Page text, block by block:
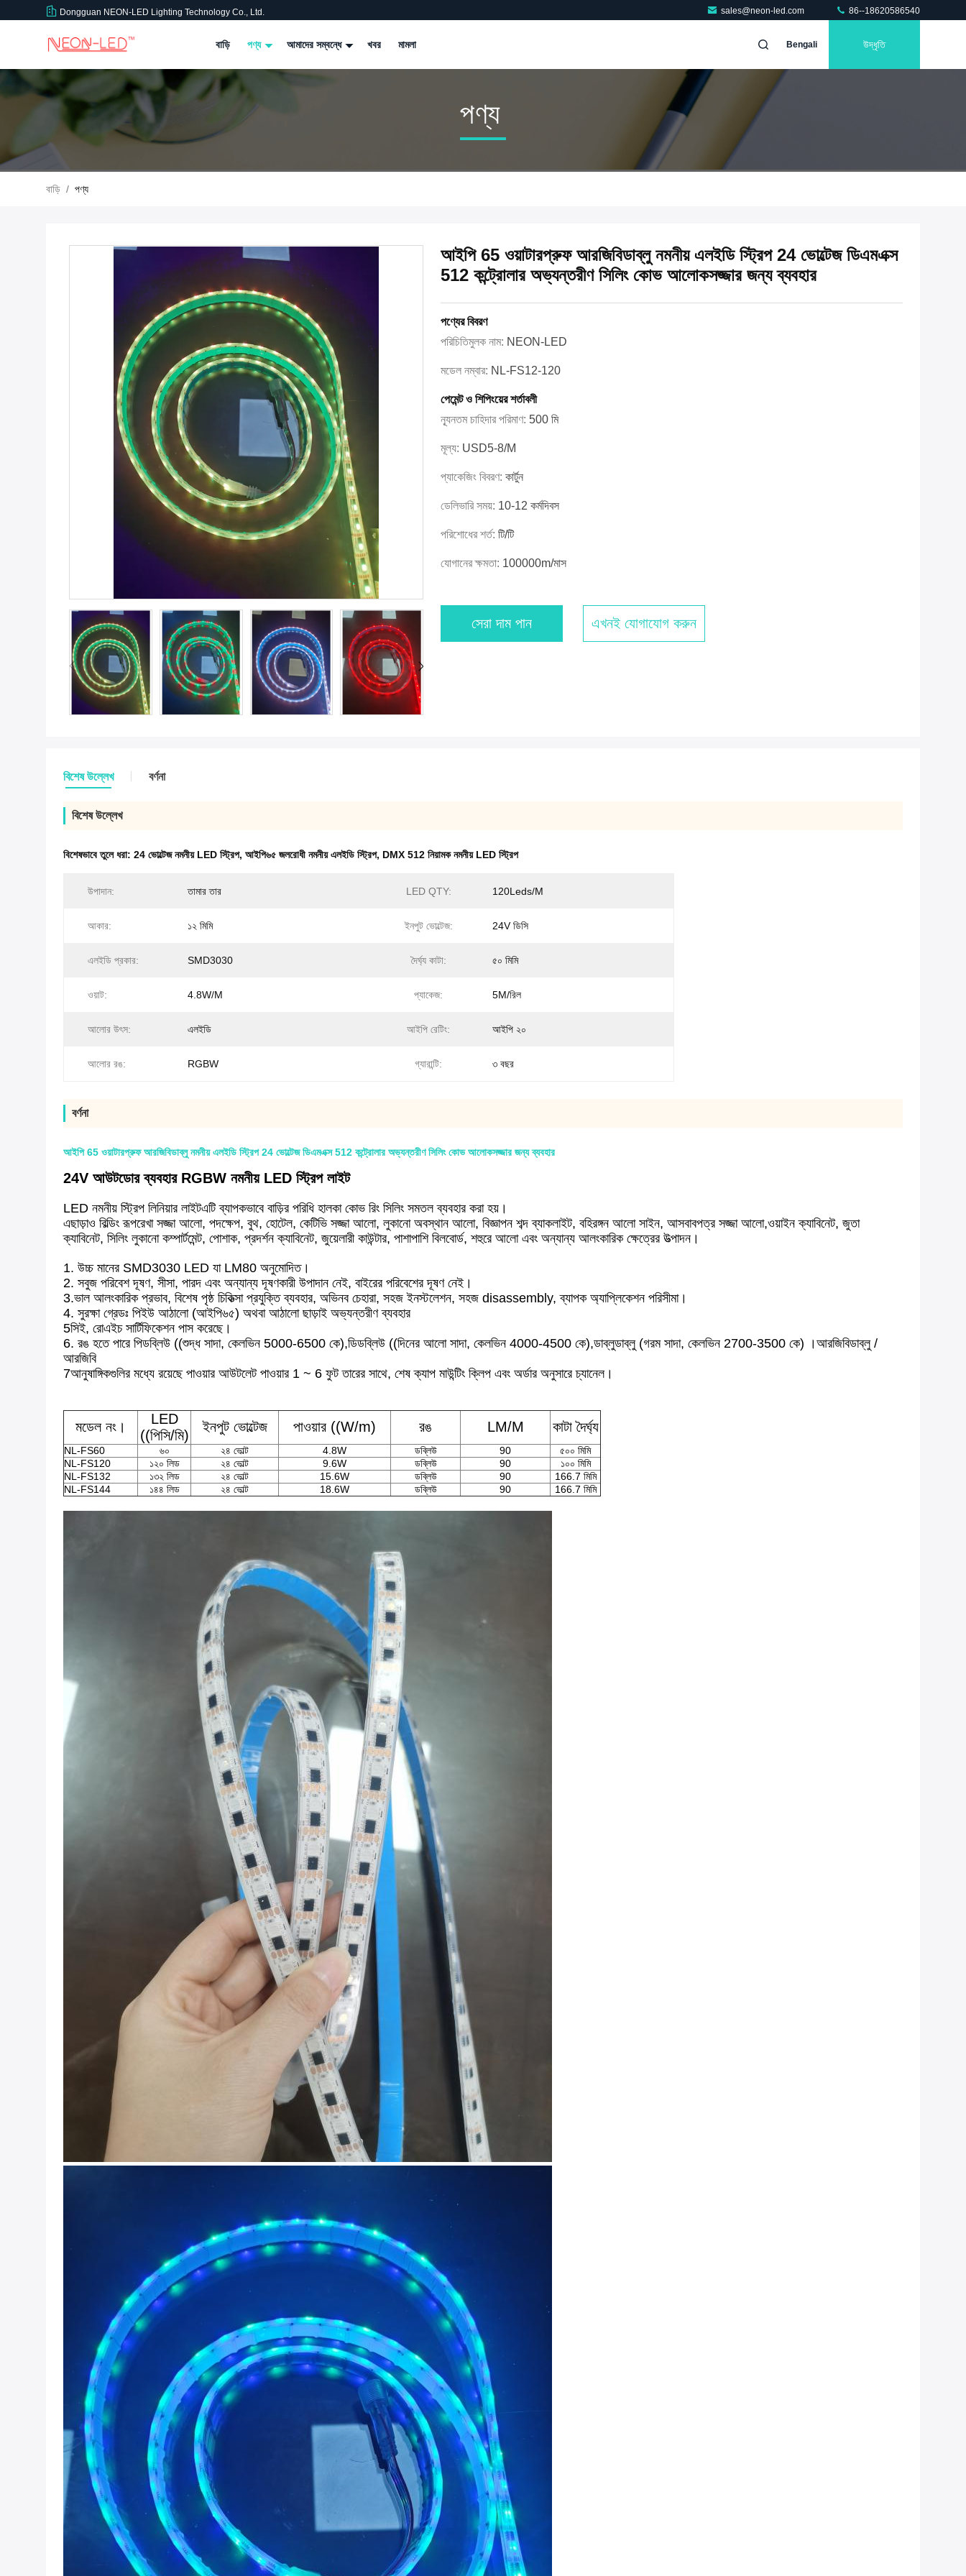
Dongguan NEON-LED Lighting Technology Co., Ltd. sales@neon-led.com 86--18620586540
বাড়ি পণ্য আমাদের সম্বন্ধে খবর মামলা Bengali উদ্ধৃতি
পণ্য
বাড়ি / পণ্য
আইপি 65 ওয়াটারপ্রুফ আরজিবিডাব্লু নমনীয় এলইডি স্ট্রিপ 24 ভোল্টেজ ডিএমএক্স
512 কন্ট্রোলার অভ্যন্তরীণ সিলিং কোভ আলোকসজ্জার জন্য ব্যবহার
পণ্যের বিবরণ
পরিচিতিমুলক নাম: NEON-LED
মডেল নম্বার: NL-FS12-120
পেমেন্ট ও শিপিংয়ের শর্তাবলী
ন্যূনতম চাহিদার পরিমাণ: 500 মি
মূল্য: USD5-8/M
প্যাকেজিং বিবরণ: কার্টুন
ডেলিভারি সময়: 10-12 কর্মদিবস
পরিশোধের শর্ত: টি/টি
যোগানের ক্ষমতা: 100000m/মাস
সেরা দাম পান এখনই যোগাযোগ করুন
বিশেষ উল্লেখ বর্ণনা
বিশেষ উল্লেখ
বিশেষভাবে তুলে ধরা: 24 ভোল্টেজ নমনীয় LED স্ট্রিপ, আইপি৬৫ জলরোধী নমনীয় এলইডি স্ট্রিপ, DMX 512 নিয়ামক নমনীয় LED স্ট্রিপ
উপাদান: তামার তার LED QTY: 120Leds/M
আকার: ১২ মিমি ইনপুট ভোল্টেজ: 24V ডিসি
এলইডি প্রকার: SMD3030 দৈর্ঘ্য কাটা: ৫০ মিমি
ওয়াট: 4.8W/M প্যাকেজ: 5M/রিল
আলোর উৎস: এলইডি আইপি রেটিং: আইপি ২০
আলোর রঙ: RGBW গ্যারান্টি: ৩ বছর
বর্ণনা
আইপি 65 ওয়াটারপ্রুফ আরজিবিডাব্লু নমনীয় এলইডি স্ট্রিপ 24 ভোল্টেজ ডিএমএক্স 512 কন্ট্রোলার অভ্যন্তরীণ সিলিং কোভ আলোকসজ্জার জন্য ব্যবহার
24V আউটডোর ব্যবহার RGBW নমনীয় LED স্ট্রিপ লাইট
LED নমনীয় স্ট্রিপ লিনিয়ার লাইটএটি ব্যাপকভাবে বাড়ির পরিধি হালকা কোভ রিং সিলিং সমতল ব্যবহার করা হয়।
এছাড়াও বিল্ডিং রূপরেখা সজ্জা আলো, পদক্ষেপ, বুথ, হোটেল, কেটিভি সজ্জা আলো, লুকানো অবস্থান আলো, বিজ্ঞাপন শব্দ ব্যাকলাইট, বহিরঙ্গন আলো সাইন, আসবাবপত্র সজ্জা আলো,ওয়াইন ক্যাবিনেট, জুতা
ক্যাবিনেট, সিলিং লুকানো কম্পার্টমেন্ট, পোশাক, প্রদর্শন ক্যাবিনেট, জুয়েলারী কাউন্টার, পাশাপাশি বিলবোর্ড, শহুরে আলো এবং অন্যান্য আলংকারিক ক্ষেত্রের উত্পাদন।
1. উচ্চ মানের SMD3030 LED যা LM80 অনুমোদিত।
2. সবুজ পরিবেশ দূষণ, সীসা, পারদ এবং অন্যান্য দূষণকারী উপাদান নেই, বাইরের পরিবেশের দূষণ নেই।
3.ভাল আলংকারিক প্রভাব, বিশেষ পৃষ্ঠ চিকিত্সা প্রযুক্তি ব্যবহার, অভিনব চেহারা, সহজ ইনস্টলেশন, সহজ disassembly, ব্যাপক অ্যাপ্লিকেশন পরিসীমা।
4. সুরক্ষা গ্রেডঃ পিইউ আঠালো (আইপি৬৫) অথবা আঠালো ছাড়াই অভ্যন্তরীণ ব্যবহার
5সিই, রোএইচ সার্টিফিকেশন পাস করেছে।
6. রঙ হতে পারে পিডব্লিউ ((শুদ্ধ সাদা, কেলভিন 5000-6500 কে),ডিডব্লিউ ((দিনের আলো সাদা, কেলভিন 4000-4500 কে),ডাব্লুডাব্লু (গরম সাদা, কেলভিন 2700-3500 কে) ।আরজিবিডাব্লু /
আরজিবি
7আনুষাঙ্গিকগুলির মধ্যে রয়েছে পাওয়ার আউটলেট পাওয়ার 1 ~ 6 ফুট তারের সাথে, শেষ ক্যাপ মাউন্টিং ক্লিপ এবং অর্ডার অনুসারে চ্যানেল।
মডেল নং।
LED
((পিসি/মি)
ইনপুট ভোল্টেজ পাওয়ার ((W/m) রঙ LM/M কাটা দৈর্ঘ্য
NL-FS60 ৬০ ২৪ ভোল্ট 4.8W ডব্লিউ 90
৫০০ মিমি
NL-FS120
১২০ লিড ২৪ ভোল্ট 9.6W ডব্লিউ 90
১০০ মিমি
NL-FS132
১৩২ লিড ২৪ ভোল্ট 15.6W ডব্লিউ 90
166.7 মিমি
NL-FS144
১৪৪ লিড ২৪ ভোল্ট 18.6W ডব্লিউ 90 166.7 মিমি